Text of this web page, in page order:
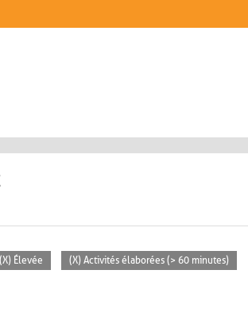
(X) Élevée (X) Activités élaborées (> 60 minutes)